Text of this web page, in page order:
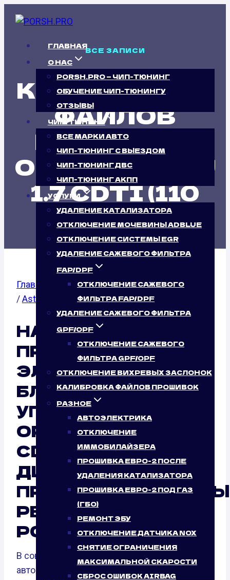
ГЛАВНАЯ
О НАС
PORSH.PRO — ЧИП-ТЮНИНГ
ОБУЧЕНИЕ ЧИП-ТЮНИНГУ
ОТЗЫВЫ
ЧИП-ТЮНИНГ
ВСЕ МАРКИ АВТО
ЧИП-ТЮНИНГ С ВЫЕЗДОМ
ЧИП-ТЮНИНГ ДВС
ЧИП-ТЮНИНГ АКПП
УСЛУГИ
УДАЛЕНИЕ КАТАЛИЗАТОРА
ОТКЛЮЧЕНИЕ МОЧЕВИНЫ ADBLUE
ОТКЛЮЧЕНИЕ СИСТЕМЫ EGR
УДАЛЕНИЕ САЖЕВОГО ФИЛЬТРА
FAP/DPF
ОТКЛЮЧЕНИЕ САЖЕВОГО
ФИЛЬТРА FAP/DPF
УДАЛЕНИЕ САЖЕВОГО ФИЛЬТРА
GPF/OPF
ОТКЛЮЧЕНИЕ САЖЕВОГО
ФИЛЬТРА GPF/OPF
ОТКЛЮЧЕНИЕ ВИХРЕВЫХ ЗАСЛОНОК
КАЛИБРОВКА ФАЙЛОВ ПРОШИВОК
РАЗНОЕ
АВТОЭЛЕКТРИКА
ОТКЛЮЧЕНИЕ
ИММОБИЛАЙЗЕРА
ПРОШИВКА ЕВРО-2 ПОСЛЕ
УДАЛЕНИЯ КАТАЛИЗАТОРА
ПРОШИВКА ЕВРО-2 ПОД ГАЗ
(ГБО)
РЕМОНТ ЭБУ
ОТКЛЮЧЕНИЕ ДАТЧИКА NOX
СНЯТИЕ ОГРАНИЧЕНИЯ
МАКСИМАЛЬНОЙ СКАРОСТИ
СБРОС ОШИБОК AIRBAG
ВСЕ ЗАПИСИ
КАЛИБРОВКА
ФАЙЛОВ
ПРОШИВОК
OPEL ASTRA J
1.7 CDTI (110
Л.С.)
Главная Калибровка файлов прошивок
/Astra J / 1.7 CDTI
НАСТРОЙКА
ПРОШИВКИ
ЭЛЕКТРОННОГО
БЛОКА
УПРАВЛЕНИЯ (ЭБУ)
OPEL ASTRA J 1.7
CDTI (110 Л.С.)
ДИСТАНЦИОННО:
РЕЗУЛЬТАТ ОТ
PORSH.PRO
В современном мире чип-тюнинг
автомобилей стал неотъемлемой частью